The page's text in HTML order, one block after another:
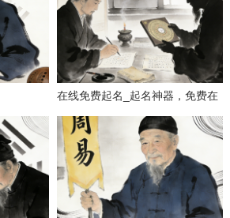
在线免费起名_起名神器，免费在
线命名